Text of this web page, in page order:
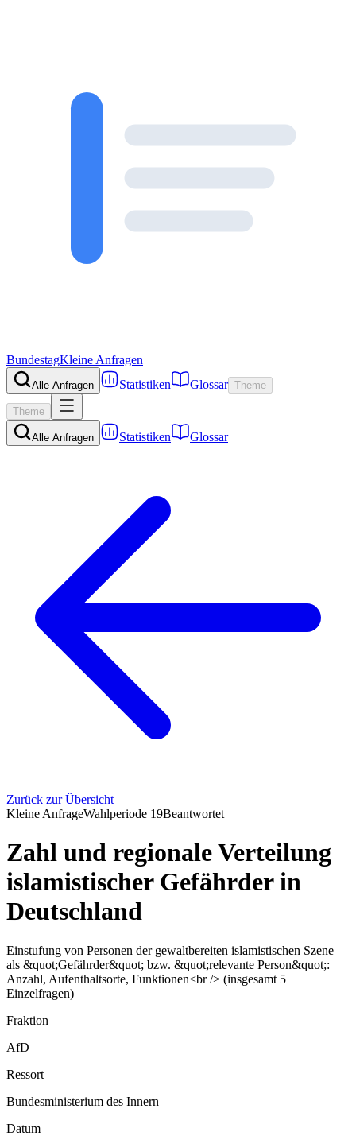
BundestagKleine Anfragen
Alle Anfragen Statistiken Glossar Theme
Theme
Alle Anfragen Statistiken Glossar
Zurück zur Übersicht
Kleine AnfrageWahlperiode 19Beantwortet
Zahl und regionale Verteilung
islamistischer Gefährder in
Deutschland
Einstufung von Personen der gewaltbereiten islamistischen Szene
als &quot;Gefährder&quot; bzw. &quot;relevante Person&quot;:
Anzahl, Aufenthaltsorte, Funktionen<br /> (insgesamt 5
Einzelfragen)
Fraktion
AfD
Ressort
Bundesministerium des Innern
Datum